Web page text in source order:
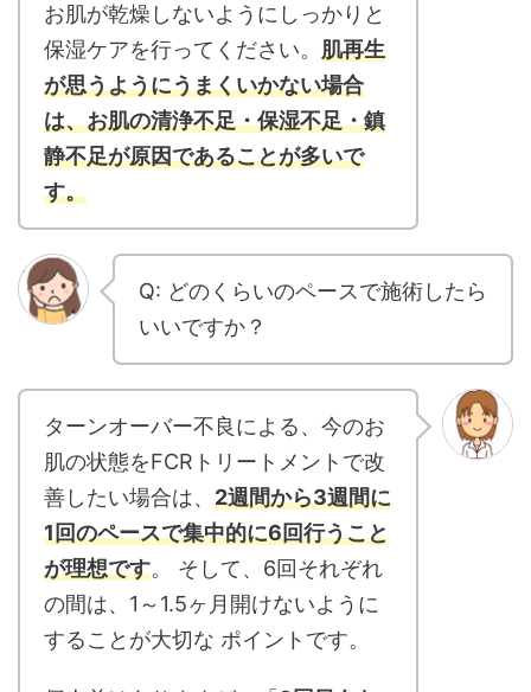
お肌が乾燥しないようにしっかりと
保湿ケアを行ってください。 肌再生
が思うようにうまくいかない場合
は、お肌の清浄不足・保湿不足・鎮
静不足が原因であることが多いで
す。
Q: どのくらいのペースで施術したら
いいですか？
ターンオーバー不良による、今のお
肌の状態をFCRトリートメントで改
善したい場合は、 2週間から3週間に
1回のペースで集中的に6回行うこと
が理想です。 そして、6回それぞれ
の間は、1～1.5ヶ月開けないように
することが大切な ポイントです。